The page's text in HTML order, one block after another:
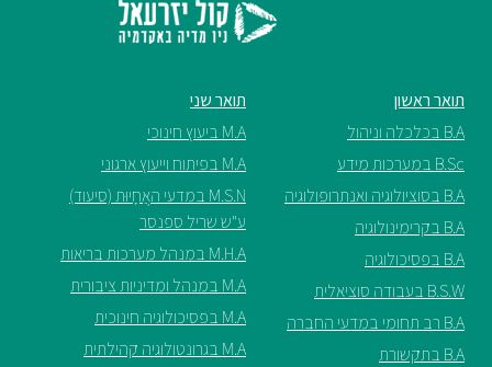
תואר ראשון
B.A בכלכלה וניהול
B.Sc במערכות מידע
B.A בסוציולוגיה ואנתרופולוגיה
B.A בקרימינולוגיה
B.A בפסיכולוגיה
B.S.W בעבודה סוציאלית
B.A רב תחומי במדעי החברה
B.A בתקשורת
תואר שני
M.A ביעוץ חינוכי
M.A בפיתוח וייעוץ ארגוני
M.S.N במדעי האֲחָיוּת (סיעוד)
ע"ש שריל ספנסר
M.H.A במנהל מערכות בריאות
M.A במנהל ומדיניות ציבורית
M.A בפסיכולוגיה חינוכית
M.A בגרונטולוגיה קהילתית